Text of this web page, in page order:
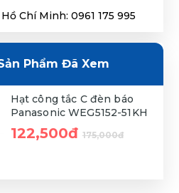
Chí Minh: 0961 175 995
Phẩm Đã Xem
Hạt công tắc C đèn báo
Panasonic WEG5152-51KH
122,500đ 175,000đ